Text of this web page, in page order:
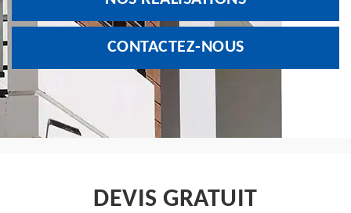
CONTACTEZ-NOUS
DEVIS GRATUIT